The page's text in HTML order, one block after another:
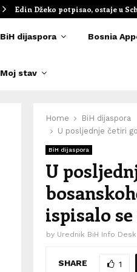
Edin Džeko potpisao, ostaje u
BiH dijaspora Bosnia
Moj stav
Home
BiH dijaspora
U posljednje četiri
BiH dijaspora
U
ispisalo se
by Urednik BiH Info Desk
SHARE 1